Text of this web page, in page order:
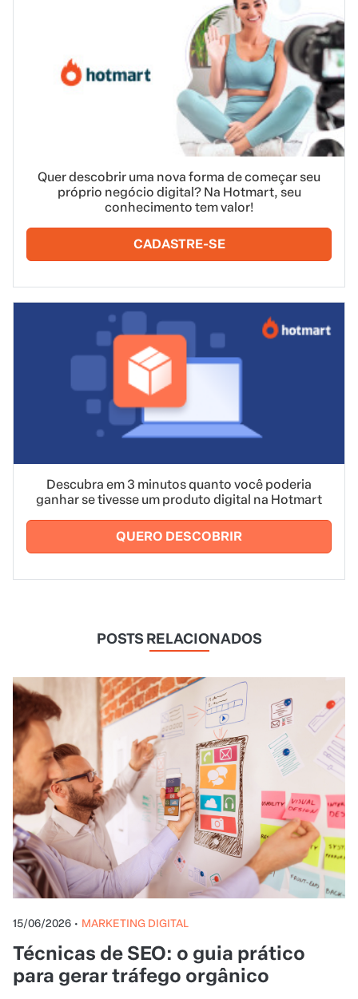
Quer descobrir uma nova forma de começar seu
próprio negócio digital? Na Hotmart, seu
conhecimento tem valor!
CADASTRE-SE
Descubra em 3 minutos quanto você poderia
ganhar se tivesse um produto digital na Hotmart
QUERO DESCOBRIR
POSTS RELACIONADOS
15/06/2026 • MARKETING DIGITAL
Técnicas de SEO: o guia prático
para gerar tráfego orgânico